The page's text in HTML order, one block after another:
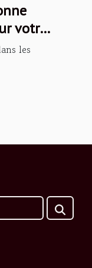
votre
les